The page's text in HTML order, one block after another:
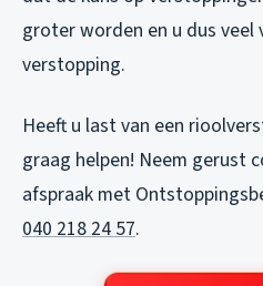
groter worden en u dus veel
verstopping.
Heeft u last van een
graag helpen! Neem gerust
afspraak met
040 218 24 57.